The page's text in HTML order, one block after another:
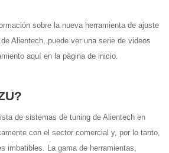
sobre la nueva herramienta de ajuste
Alientech, puede ver una serie de videos
aquí en la página de inicio.
de sistemas de tuning de Alientech en
con el sector comercial y, por lo tanto,
imbatibles. La gama de herramientas,